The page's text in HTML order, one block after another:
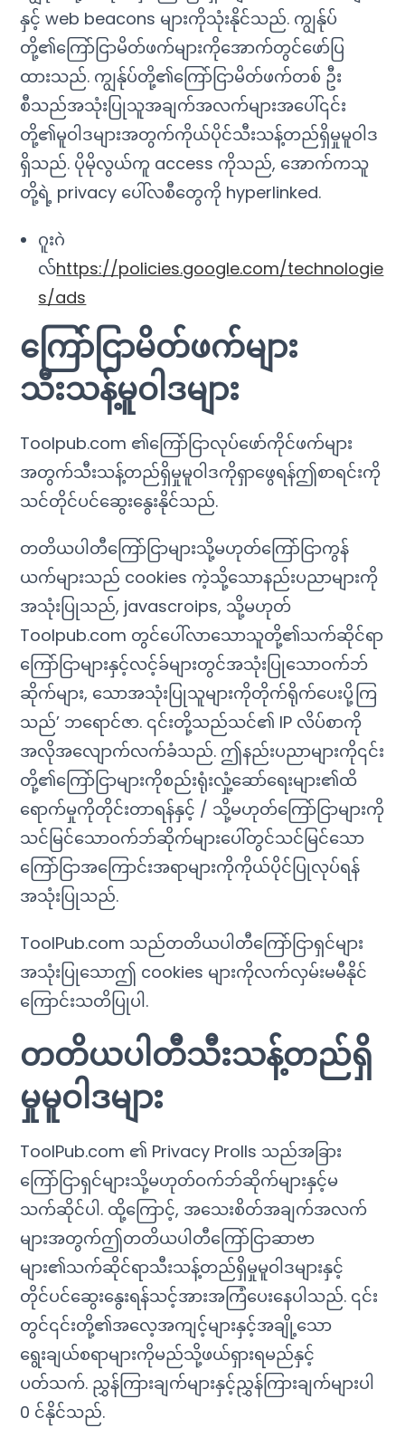
နှင့် web beacons များကိုသုံးနိုင်သည်. ကျွန်ုပ်
တို့၏ကြော်ငြာမိတ်ဖက်များကိုအောက်တွင်ဖော်ပြ
ထားသည်. ကျွန်ုပ်တို့၏ကြော်ငြာမိတ်ဖက်တစ် ဦး
စီသည်အသုံးပြုသူအချက်အလက်များအပေါ်၎င်း
တို့၏မူဝါဒများအတွက်ကိုယ်ပိုင်သီးသန့်တည်ရှိမှုမူဝါဒ
ရှိသည်. ပိုမိုလွယ်ကူ access ကိုသည်, အောက်ကသူ
တို့ရဲ့ privacy ပေါ်လစီတွေကို hyperlinked.
ဂူးဂဲ
လ်https://policies.google.com/technologie
s/ads
ကြော်ငြာမိတ်ဖက်များ
သီးသန့်မူဝါဒများ
Toolpub.com ၏ကြော်ငြာလုပ်ဖော်ကိုင်ဖက်များ
အတွက်သီးသန့်တည်ရှိမှုမူဝါဒကိုရှာဖွေရန်ဤစာရင်းကို
သင်တိုင်ပင်ဆွေးနွေးနိုင်သည်.
တတိယပါတီကြော်ငြာများသို့မဟုတ်ကြော်ငြာကွန်
ယက်များသည် cookies ကဲ့သို့သောနည်းပညာများကို
အသုံးပြုသည်, javascroips, သို့မဟုတ်
Toolpub.com တွင်ပေါ်လာသောသူတို့၏သက်ဆိုင်ရာ
ကြော်ငြာများနှင့်လင့်ခ်များတွင်အသုံးပြုသောဝက်ဘ်
ဆိုက်များ, သောအသုံးပြုသူများကိုတိုက်ရိုက်ပေးပို့ကြ
သည်’ ဘရောင်ဇာ. ၎င်းတို့သည်သင်၏ IP လိပ်စာကို
အလိုအလျောက်လက်ခံသည်. ဤနည်းပညာများကို၎င်း
တို့၏ကြော်ငြာများကိုစည်းရုံးလှုံ့ဆော်ရေးများ၏ထိ
ရောက်မှုကိုတိုင်းတာရန်နှင့် / သို့မဟုတ်ကြော်ငြာများကို
သင်မြင်သောဝက်ဘ်ဆိုက်များပေါ်တွင်သင်မြင်သော
ကြော်ငြာအကြောင်းအရာများကိုကိုယ်ပိုင်ပြုလုပ်ရန်
အသုံးပြုသည်.
ToolPub.com သည်တတိယပါတီကြော်ငြာရှင်များ
အသုံးပြုသောဤ cookies များကိုလက်လှမ်းမမီနိုင်
ကြောင်းသတိပြုပါ.
တတိယပါတီသီးသန့်တည်ရှိ
မှုမူဝါဒများ
ToolPub.com ၏ Privacy Prolls သည်အခြား
ကြော်ငြာရှင်များသို့မဟုတ်ဝက်ဘ်ဆိုက်များနှင့်မ
သက်ဆိုင်ပါ. ထို့ကြောင့်, အသေးစိတ်အချက်အလက်
များအတွက်ဤတတိယပါတီကြော်ငြာဆာဗာ
များ၏သက်ဆိုင်ရာသီးသန့်တည်ရှိမှုမူဝါဒများနှင့်
တိုင်ပင်ဆွေးနွေးရန်သင့်အားအကြံပေးနေပါသည်. ၎င်း
တွင်၎င်းတို့၏အလေ့အကျင့်များနှင့်အချို့သော
ရွေးချယ်စရာများကိုမည်သို့ဖယ်ရှားရမည်နှင့်
ပတ်သက်. ညွှန်ကြားချက်များနှင့်ညွှန်ကြားချက်များပါ
0 င်နိုင်သည်.